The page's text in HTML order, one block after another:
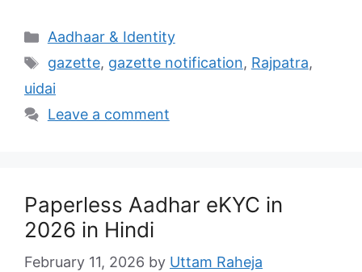
Categories
Aadhaar & Identity
Tags
gazette, gazette notification, Rajpatra,
uidai
Leave a comment
Paperless Aadhar eKYC in
2026 in Hindi
February 11, 2026 by Uttam Raheja